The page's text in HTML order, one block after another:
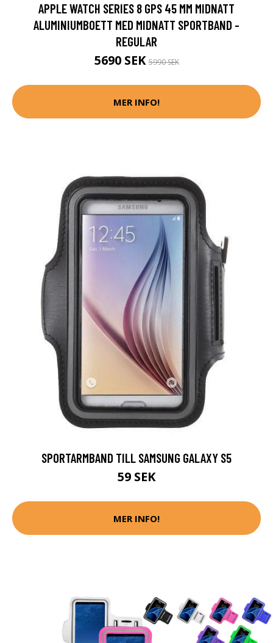
APPLE WATCH SERIES 8 GPS 45 MM MIDNATT
ALUMINIUMBOETT MED MIDNATT SPORTBAND -
REGULAR
5690 SEK5990 SEK
MER INFO!
SPORTARMBAND TILL SAMSUNG GALAXY S5
59 SEK
MER INFO!